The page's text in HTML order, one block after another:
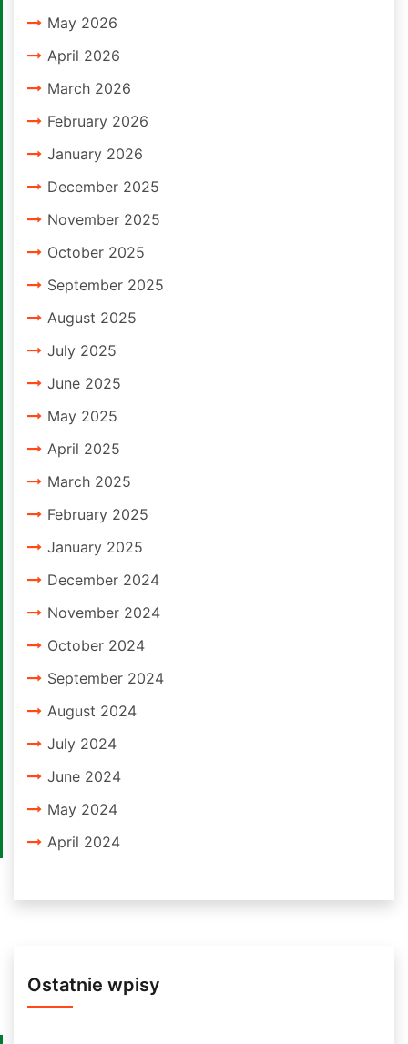
May 2026
April 2026
March 2026
February 2026
January 2026
December 2025
November 2025
October 2025
September 2025
August 2025
July 2025
June 2025
May 2025
April 2025
March 2025
February 2025
January 2025
December 2024
November 2024
October 2024
September 2024
August 2024
July 2024
June 2024
May 2024
April 2024
Ostatnie wpisy